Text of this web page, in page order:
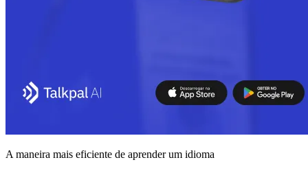
A maneira mais eficiente de aprender um idioma